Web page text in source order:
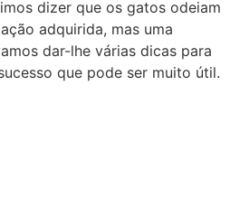
dizer que os gatos odeiam
adquirida, mas uma
dar-lhe várias dicas para
que pode ser muito útil.